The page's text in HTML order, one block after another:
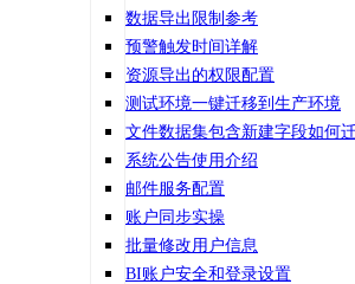
数据导出限制参考
预警触发时间详解
资源导出的权限配置
测试环境一键迁移到生产环境
文件数据集包含新建字段如何
系统公告使用介绍
邮件服务配置
账户同步实操
批量修改用户信息
BI账户安全和登录设置